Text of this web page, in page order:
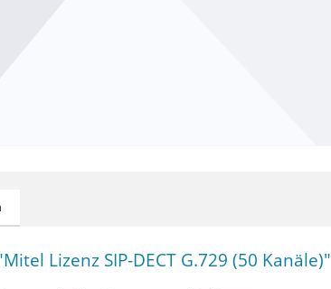
Lizenz SIP-DECT G.729 (50 Kanäle)"